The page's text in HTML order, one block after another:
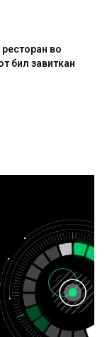
во
бил завиткан